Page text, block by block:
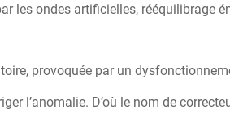
les ondes artificielles, rééquilibrage
provoquée par un
l’anomalie. D’où le nom de